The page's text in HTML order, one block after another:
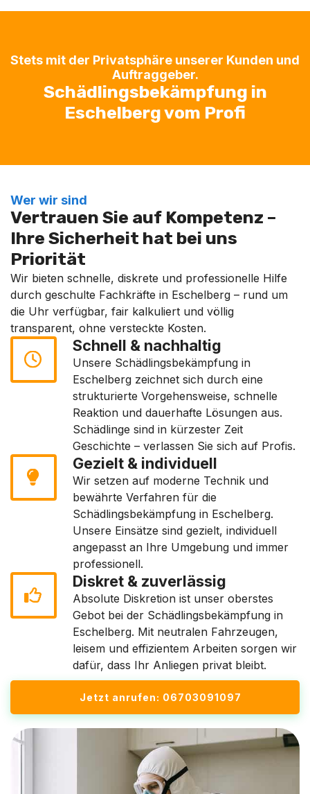
Stets mit der Privatsphäre unserer Kunden und
Auftraggeber.
Schädlingsbekämpfung in
Eschelberg vom Profi
Wer wir sind
Vertrauen Sie auf Kompetenz –
Ihre Sicherheit hat bei uns
Priorität
Wir bieten schnelle, diskrete und professionelle Hilfe
durch geschulte Fachkräfte in Eschelberg – rund um
die Uhr verfügbar, fair kalkuliert und völlig
transparent, ohne versteckte Kosten.
Schnell & nachhaltig
Unsere Schädlingsbekämpfung in
Eschelberg zeichnet sich durch eine
strukturierte Vorgehensweise, schnelle
Reaktion und dauerhafte Lösungen aus.
Schädlinge sind in kürzester Zeit
Geschichte – verlassen Sie sich auf Profis.
Gezielt & individuell
Wir setzen auf moderne Technik und
bewährte Verfahren für die
Schädlingsbekämpfung in Eschelberg.
Unsere Einsätze sind gezielt, individuell
angepasst an Ihre Umgebung und immer
professionell.
Diskret & zuverlässig
Absolute Diskretion ist unser oberstes
Gebot bei der Schädlingsbekämpfung in
Eschelberg. Mit neutralen Fahrzeugen,
leisem und effizientem Arbeiten sorgen wir
dafür, dass Ihr Anliegen privat bleibt.
Jetzt anrufen: 06703091097